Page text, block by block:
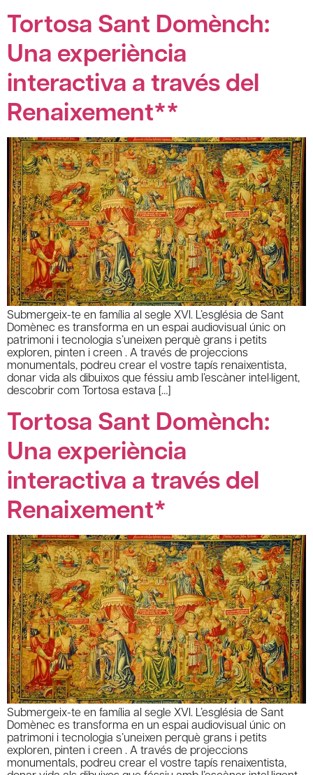
Tortosa Sant Domènch:
Una experiència
interactiva a través del
Renaixement**
Submergeix-te en família al segle XVI. L’església de Sant
Domènec es transforma en un espai audiovisual únic on
patrimoni i tecnologia s’uneixen perquè grans i petits
exploren, pinten i creen . A través de projeccions
monumentals, podreu crear el vostre tapís renaixentista,
donar vida als dibuixos que féssiu amb l’escàner intel·ligent,
descobrir com Tortosa estava […]
Tortosa Sant Domènch:
Una experiència
interactiva a través del
Renaixement*
Submergeix-te en família al segle XVI. L’església de Sant
Domènec es transforma en un espai audiovisual únic on
patrimoni i tecnologia s’uneixen perquè grans i petits
exploren, pinten i creen . A través de projeccions
monumentals, podreu crear el vostre tapís renaixentista,